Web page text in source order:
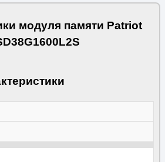
модуля памяти Patriot